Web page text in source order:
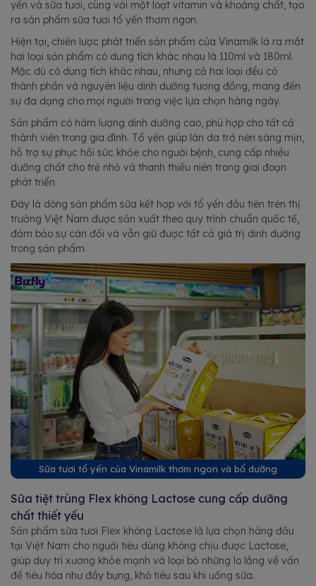
yến và sữa tươi, cùng với một loạt vitamin và khoáng chất, tạo
ra sản phẩm sữa tươi tổ yến thơm ngon.
Hiện tại, chiến lược phát triển sản phẩm của Vinamilk là ra mắt
hai loại sản phẩm có dung tích khác nhau là 110ml và 180ml.
Mặc dù có dung tích khác nhau, nhưng cả hai loại đều có
thành phần và nguyên liệu dinh dưỡng tương đồng, mang đến
sự đa dạng cho mọi người trong việc lựa chọn hàng ngày.
Sản phẩm có hàm lượng dinh dưỡng cao, phù hợp cho tất cả
thành viên trong gia đình. Tổ yến giúp làn da trở nên sáng mịn,
hỗ trợ sự phục hồi sức khỏe cho người bệnh, cung cấp nhiều
dưỡng chất cho trẻ nhỏ và thanh thiếu niên trong giai đoạn
phát triển.
Đây là dòng sản phẩm sữa kết hợp với tổ yến đầu tiên trên thị
trường Việt Nam được sản xuất theo quy trình chuẩn quốc tế,
đảm bảo sự cân đối và vẫn giữ được tất cả giá trị dinh dưỡng
trong sản phẩm.
Sữa tươi tổ yến của Vinamilk thơm ngon và bổ dưỡng
Sữa tiệt trùng Flex không Lactose cung cấp dưỡng
chất thiết yếu
Sản phẩm sữa tươi Flex không Lactose là lựa chọn hàng đầu
tại Việt Nam cho người tiêu dùng không chịu được Lactose,
giúp duy trì xương khỏe mạnh và loại bỏ những lo lắng về vấn
đề tiêu hóa như đầy bụng, khó tiêu sau khi uống sữa.